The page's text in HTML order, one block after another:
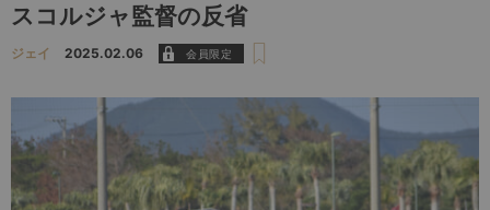
スコルジャ監督の反省
ジェイ 2025.02.06